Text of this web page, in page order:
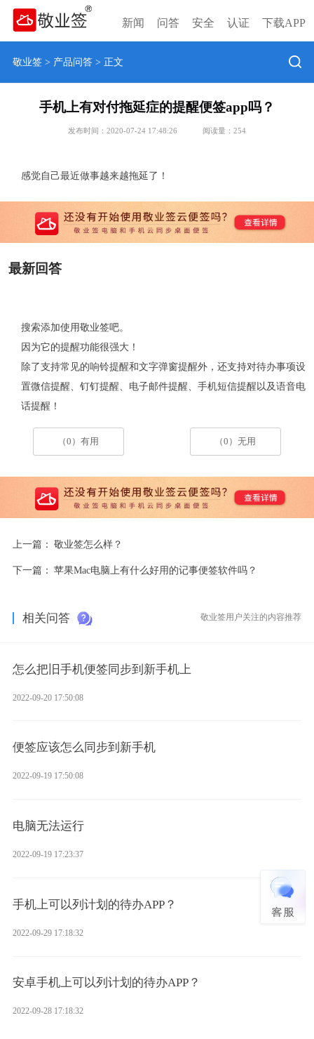
新闻 问答 安全 认证 下载APP
敬业签> 产品问答> 正文
手机上有对付拖延症的提醒便签app吗？
发布时间：2020-07-24 17:48:26 阅读量： 254
感觉自己最近做事越来越拖延了！
最新回答
搜索添加使用敬业签吧。
因为它的提醒功能很强大！
除了支持常见的响铃提醒和文字弹窗提醒外，还支持对待办事项设
置微信提醒、钉钉提醒、电子邮件提醒、手机短信提醒以及语音电
话提醒！
（0）有用 （0）无用
上一篇： 敬业签怎么样？
下一篇： 苹果Mac电脑上有什么好用的记事便签软件吗？
相关问答 敬业签用户关注的内容推荐
怎么把旧手机便签同步到新手机上
2022-09-20 17:50:08
便签应该怎么同步到新手机
2022-09-19 17:50:08
电脑无法运行
2022-09-19 17:23:37
手机上可以列计划的待办APP？
2022-09-29 17:18:32
安卓手机上可以列计划的待办APP？
2022-09-28 17:18:32